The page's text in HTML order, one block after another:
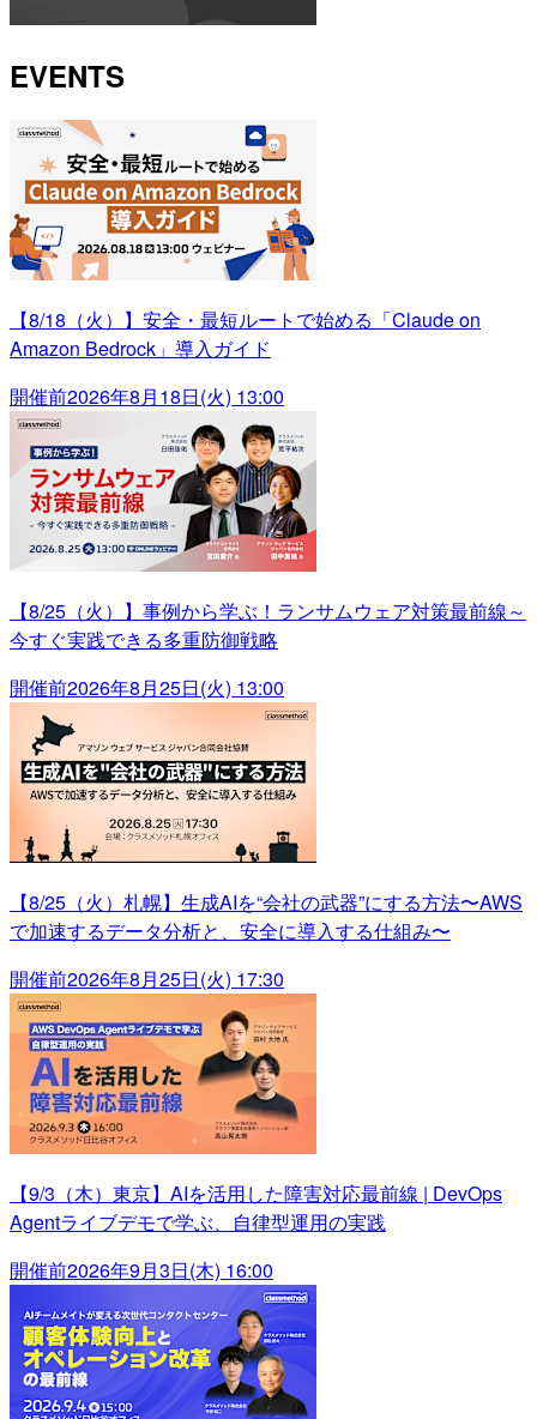
EVENTS
【8/18（火）】安全・最短ルートで始める「Claude on
Amazon Bedrock」導入ガイド
開催前2026年8月18日(火) 13:00
【8/25（火）】事例から学ぶ！ランサムウェア対策最前線～
今すぐ実践できる多重防御戦略
開催前2026年8月25日(火) 13:00
【8/25（火）札幌】生成AIを“会社の武器”にする方法〜AWS
で加速するデータ分析と、安全に導入する仕組み〜
開催前2026年8月25日(火) 17:30
【9/3（木）東京】AIを活用した障害対応最前線 | DevOps
Agentライブデモで学ぶ、自律型運用の実践
開催前2026年9月3日(木) 16:00